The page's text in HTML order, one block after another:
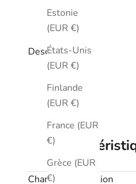
Estonie
(EUR €)
États-Unis
(EUR €)
Finlande
(EUR €)
France (EUR
€)
Grèce (EUR
€)
Description
Champ d'application